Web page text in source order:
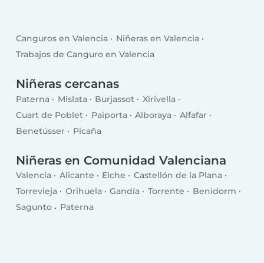
Canguros en Valencia
Niñeras en Valencia
Trabajos de Canguro en Valencia
Niñeras cercanas
Paterna Mislata Burjassot
Xirivella
Cuart de Poblet
Paiporta Alboraya
Alfafar
Benetússer
Picaña
Niñeras en Comunidad Valenciana
Valencia Alicante Elche
Castellón de la Plana
Torrevieja
Orihuela Gandía Torrente
Benidorm
Sagunto
Paterna